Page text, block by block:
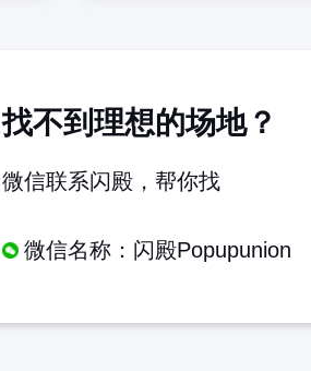
找不到理想的场地？
微信联系闪殿，帮你找
微信名称：闪殿Popupunion